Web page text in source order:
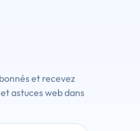
et recevez
astuces web dans